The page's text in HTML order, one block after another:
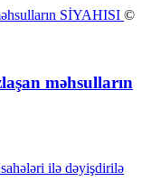
©
məhsulların